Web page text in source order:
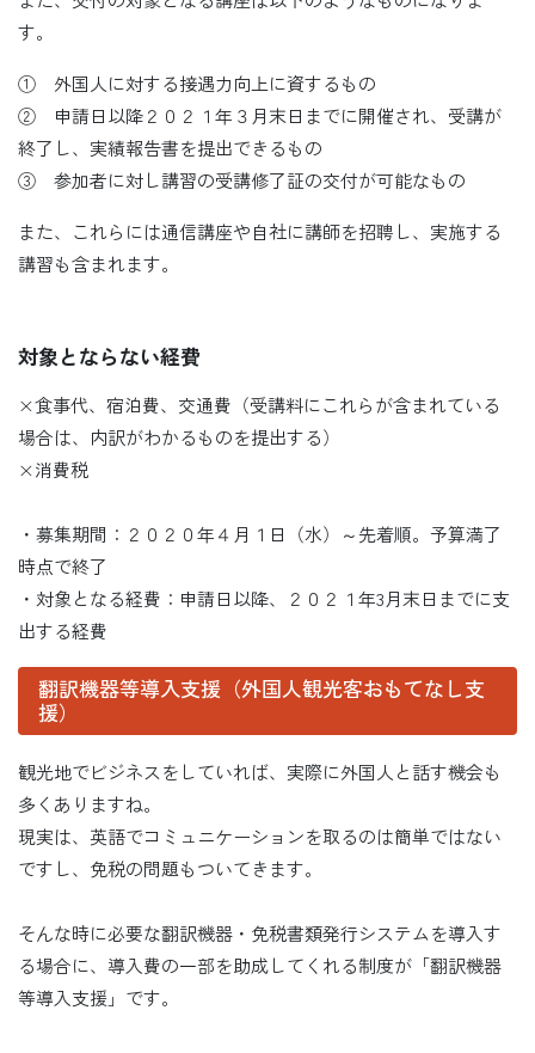
す。
① 外国人に対する接遇力向上に資するもの
② 申請日以降２０２１年３月末日までに開催され、受講が
終了し、実績報告書を提出できるもの
③ 参加者に対し講習の受講修了証の交付が可能なもの
また、これらには通信講座や自社に講師を招聘し、実施する
講習も含まれます。
対象とならない経費
×食事代、宿泊費、交通費（受講料にこれらが含まれている
場合は、内訳がわかるものを提出する）
×消費税
・募集期間：２０２０年４月１日（水）～先着順。予算満了
時点で終了
・対象となる経費：申請日以降、２０２１年3月末日までに支
出する経費
翻訳機器等導入支援（外国人観光客おもてなし支
援）
観光地でビジネスをしていれば、実際に外国人と話す機会も
多くありますね。
現実は、英語でコミュニケーションを取るのは簡単ではない
ですし、免税の問題もついてきます。
そんな時に必要な翻訳機器・免税書類発行システムを導入す
る場合に、導入費の一部を助成してくれる制度が「翻訳機器
等導入支援」です。